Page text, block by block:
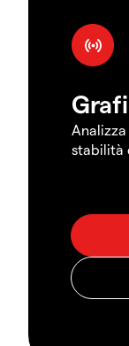
stabilità